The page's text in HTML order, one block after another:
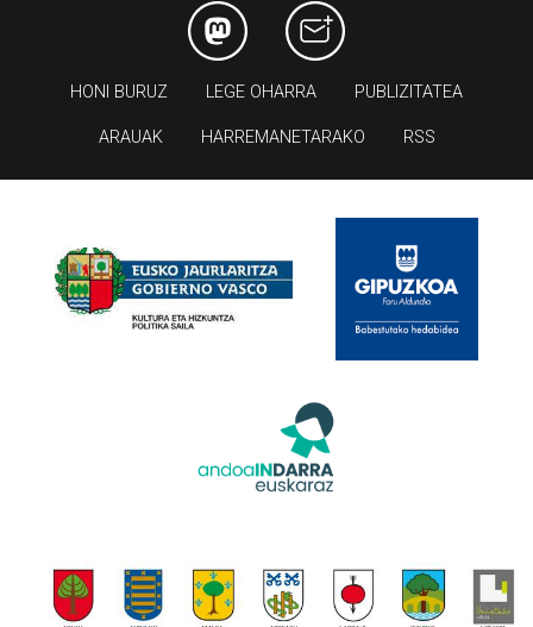
HONI BURUZ LEGE OHARRA PUBLIZITATEA
ARAUAK HARREMANETARAKO RSS